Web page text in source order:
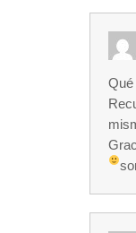
Qué